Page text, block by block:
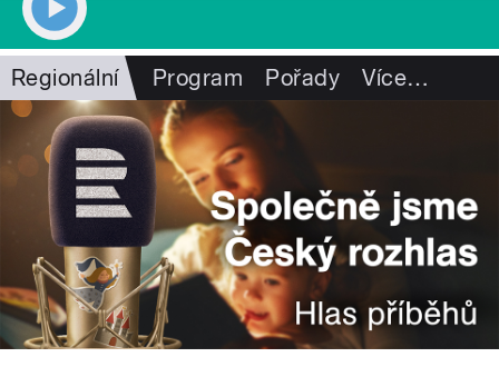
Regionální Program Pořady Více…